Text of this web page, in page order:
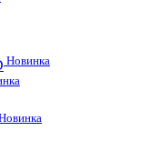
Новинка